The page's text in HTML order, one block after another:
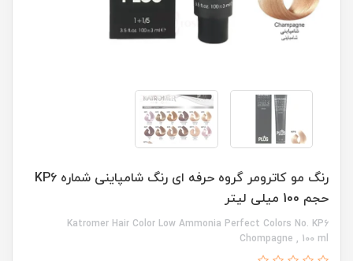
رنگ مو کاترومر گروه حرفه ای رنگ شامپاینی شماره KP6
حجم 100 میلی لیتر
Katromer Hair Color Low Ammonia Perfect Colors No. KP6
Chompagne , 100 ml